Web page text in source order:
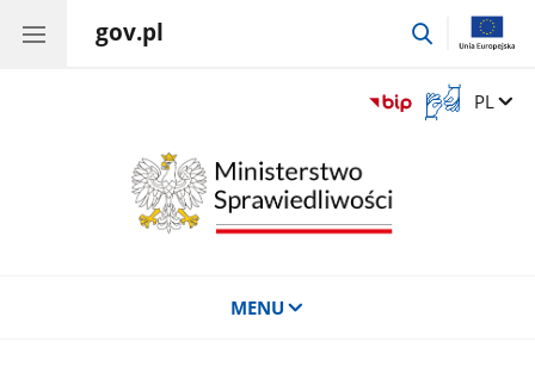
gov.pl
przejdź
Otwórz
okno
Zmień
PL
MENU